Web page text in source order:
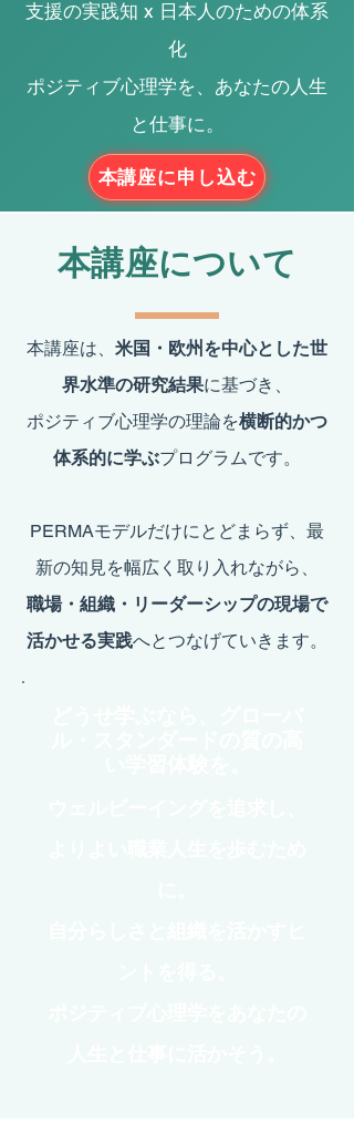
支援の実践知 x 日本人のための体系
化
​ポジティブ心理学を、あなたの人生
と仕事に。
本講座に申し込む
​本講座について
​本講座は、 米国・欧州を中心とした世
界水準の研究結果に基づき、
ポジティブ心理学の理論を横断的かつ
体系的に学ぶプログラムです。
PERMAモデルだけにとどまらず、最
新の知見を幅広く取り入れながら、
​職場・組織・リーダーシップの現場で
活かせる実践へとつなげていきます。